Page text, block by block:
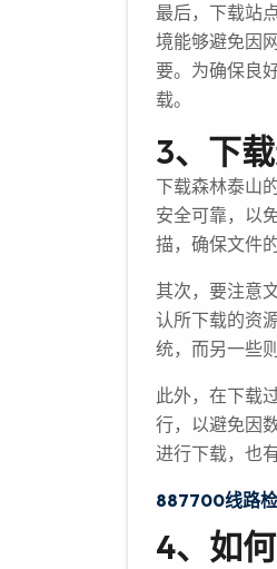
最后，下载站
境能够避免因
要。为确保良
载。
3、下
下载森林泰山
安全可靠，以
描，确保文件
其次，要注意
认所下载的资
统，而另一些
此外，在下载
行，以避免因
进行下载，也
887700线路
4、如